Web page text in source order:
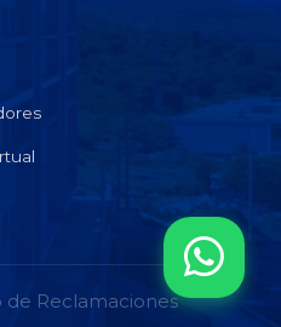
de Reclamaciones